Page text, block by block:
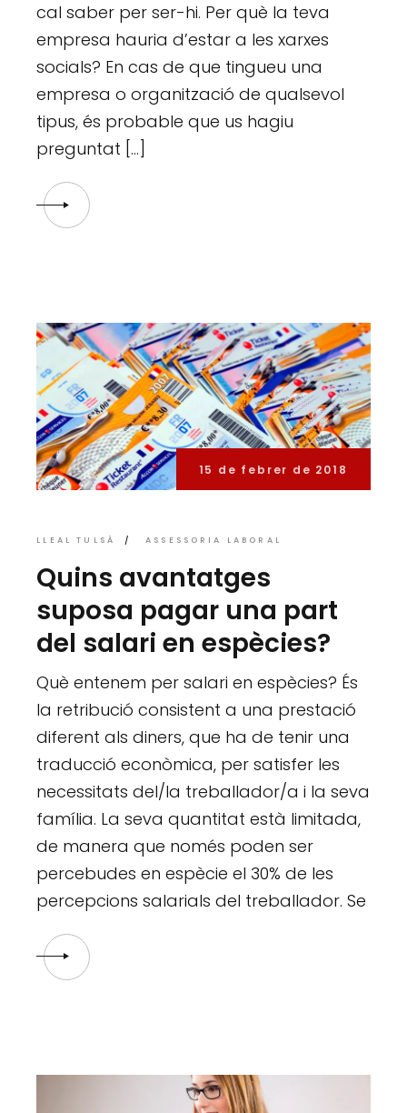
cal saber per ser-hi. Per què la teva
empresa hauria d’estar a les xarxes
socials? En cas de que tingueu una
empresa o organització de qualsevol
tipus, és probable que us hagiu
preguntat […]
15 de febrer de 2018
LLEAL TULSÀ ASSESSORIA LABORAL
Quins avantatges
suposa pagar una part
del salari en espècies?
Què entenem per salari en espècies? És
la retribució consistent a una prestació
diferent als diners, que ha de tenir una
traducció econòmica, per satisfer les
necessitats del/la treballador/a i la seva
família. La seva quantitat està limitada,
de manera que només poden ser
percebudes en espècie el 30% de les
percepcions salarials del treballador. Se